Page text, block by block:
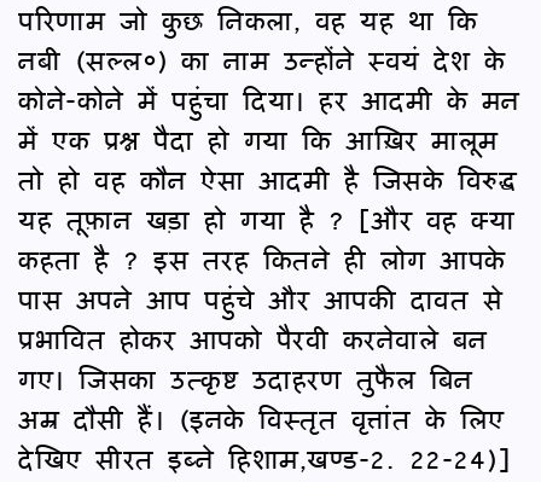
परिणाम जो कुछ निकला, वह यह था कि
नबी (सल्ल०) का नाम उन्होंने स्वयं देश के
कोने-कोने में पहुंचा दिया। हर आदमी के मन
में एक प्रश्न पैदा हो गया कि आख़िर मालूम
तो हो वह कौन ऐसा आदमी है जिसके विरुद्ध
यह तूफ़ान खड़ा हो गया है ? [और वह क्या
कहता है ? इस तरह कितने ही लोग आपके
पास अपने आप पहुंचे और आपकी दावत से
प्रभावित होकर आपको पैरवी करनेवाले बन
गए। जिसका उत्कृष्ट उदाहरण तुफैल बिन
अम्र दौसी हैं। (इनके विस्तृत वृत्तांत के लिए
देखिए सीरत इब्ने हिशाम,खण्ड-2. 22-24)]